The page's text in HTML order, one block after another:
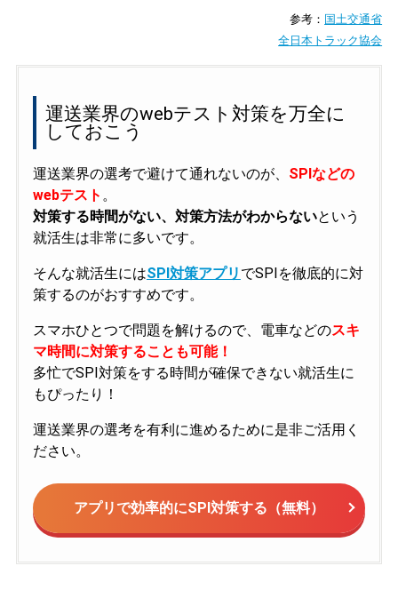
参考： 国土交通省
全日本トラック協会
運送業界のwebテスト対策を万全に
しておこう
運送業界の選考で避けて通れないのが、 SPIなどの
webテスト 。
対策する時間がない、対策方法がわからないという
就活生は非常に多いです。
そんな就活生にはSPI対策アプリ でSPIを徹底的に対
策するのがおすすめです。
スマホひとつで問題を解けるので、電車などのスキ
マ時間に対策することも可能！
多忙でSPI対策をする時間が確保できない就活生に
もぴったり！
運送業界の選考を有利に進めるために是非ご活用く
ださい。
アプリで効率的にSPI対策する（無料）